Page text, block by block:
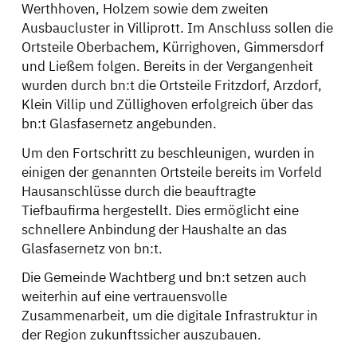
Werthhoven, Holzem sowie dem zweiten
Ausbaucluster in Villiprott. Im Anschluss sollen die
Ortsteile Oberbachem, Kürrighoven, Gimmersdorf
und Ließem folgen. Bereits in der Vergangenheit
wurden durch bn:t die Ortsteile Fritzdorf, Arzdorf,
Klein Villip und Züllighoven erfolgreich über das
bn:t Glasfasernetz angebunden.
Um den Fortschritt zu beschleunigen, wurden in
einigen der genannten Ortsteile bereits im Vorfeld
Hausanschlüsse durch die beauftragte
Tiefbaufirma hergestellt. Dies ermöglicht eine
schnellere Anbindung der Haushalte an das
Glasfasernetz von bn:t.
Die Gemeinde Wachtberg und bn:t setzen auch
weiterhin auf eine vertrauensvolle
Zusammenarbeit, um die digitale Infrastruktur in
der Region zukunftssicher auszubauen.